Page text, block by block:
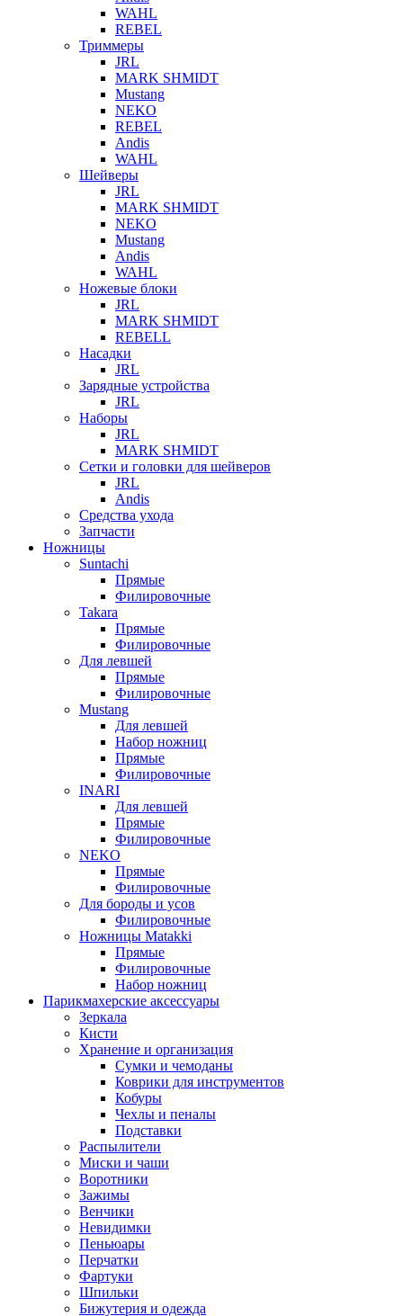
WAHL
REBEL
Триммеры
JRL
MARK SHMIDT
Mustang
NEKO
REBEL
Andis
WAHL
Шейверы
JRL
MARK SHMIDT
NEKO
Mustang
Andis
WAHL
Ножевые блоки
JRL
MARK SHMIDT
REBELL
Насадки
JRL
Зарядные устройства
JRL
Наборы
JRL
MARK SHMIDT
Сетки и головки для шейверов
JRL
Andis
Средства ухода
Запчасти
Ножницы
Suntachi
Прямые
Филировочные
Takara
Прямые
Филировочные
Для левшей
Прямые
Филировочные
Mustang
Для левшей
Набор ножниц
Прямые
Филировочные
INARI
Для левшей
Прямые
Филировочные
NEKO
Прямые
Филировочные
Для бороды и усов
Филировочные
Ножницы Matakki
Прямые
Филировочные
Набор ножниц
Парикмахерские аксессуары
Зеркала
Кисти
Хранение и организация
Сумки и чемоданы
Коврики для инструментов
Кобуры
Чехлы и пеналы
Подставки
Распылители
Миски и чаши
Воротники
Зажимы
Венчики
Невидимки
Пеньюары
Перчатки
Фартуки
Шпильки
Бижутерия и одежда